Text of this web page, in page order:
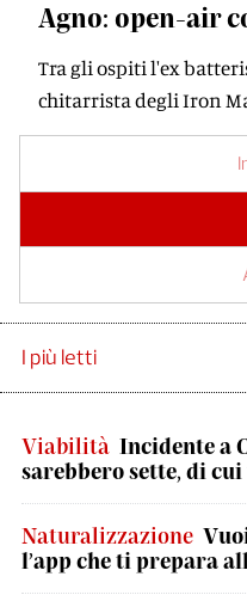
Agno: open-air
Tra gli ospiti l'ex
chitarrista degli Iron
I più letti
Viabilità Incidente a
sarebbero sette, di
Naturalizzazione
l’app che ti prepara